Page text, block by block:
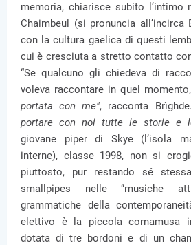
memoria, chiarisce subito l’intimo
Chaimbeul (si pronuncia all’incirca
con la cultura gaelica di questi
cui è cresciuta a stretto contatto
“Se qualcuno gli chiedeva di
voleva raccontare in quel
portata con me", racconta
portare con noi tutte le storie e
giovane piper di Skye (l’isola
interne), classe 1998, non si
piuttosto, pur restando sé
smallpipes nelle “musiche
grammatiche della
elettivo è la piccola cornamusa
dotata di tre bordoni e di un